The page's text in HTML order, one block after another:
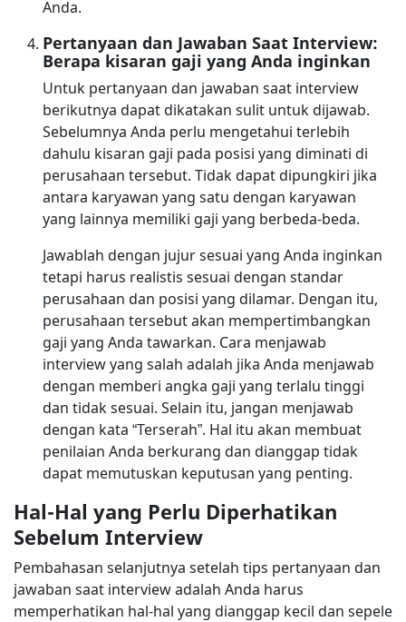
Anda.
Pertanyaan dan Jawaban Saat Interview:
Berapa kisaran gaji yang Anda inginkan
Untuk pertanyaan dan jawaban saat interview
berikutnya dapat dikatakan sulit untuk dijawab.
Sebelumnya Anda perlu mengetahui terlebih
dahulu kisaran gaji pada posisi yang diminati di
perusahaan tersebut. Tidak dapat dipungkiri jika
antara karyawan yang satu dengan karyawan
yang lainnya memiliki gaji yang berbeda-beda.
Jawablah dengan jujur sesuai yang Anda inginkan
tetapi harus realistis sesuai dengan standar
perusahaan dan posisi yang dilamar. Dengan itu,
perusahaan tersebut akan mempertimbangkan
gaji yang Anda tawarkan. Cara menjawab
interview yang salah adalah jika Anda menjawab
dengan memberi angka gaji yang terlalu tinggi
dan tidak sesuai. Selain itu, jangan menjawab
dengan kata “Terserah”. Hal itu akan membuat
penilaian Anda berkurang dan dianggap tidak
dapat memutuskan keputusan yang penting.
Hal-Hal yang Perlu Diperhatikan
Sebelum Interview
Pembahasan selanjutnya setelah tips pertanyaan dan
jawaban saat interview adalah Anda harus
memperhatikan hal-hal yang dianggap kecil dan sepele